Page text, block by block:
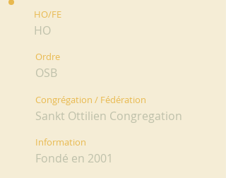
HO/FE
HO
Ordre
OSB
Congrégation / Fédération
Sankt Ottilien Congregation
Information
Fondé en 2001